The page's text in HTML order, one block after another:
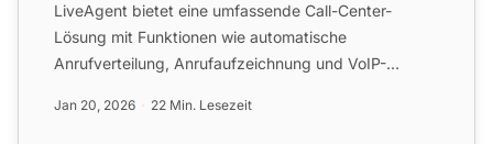
LiveAgent bietet eine umfassende Call-Center-
Lösung mit Funktionen wie automatische
Anrufverteilung, Anrufaufzeichnung und VoIP-
Jan 20, 2026 22 Min. Lesezeit